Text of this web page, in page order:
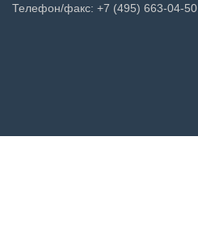
Телефон/факс: +7 (495) 663-04-50